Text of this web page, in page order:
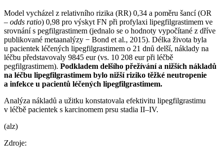
Model vycházel z relativního rizika (RR) 0,34 a poměru šancí (OR
–⁠ odds ratio) 0,98 pro výskyt FN při profylaxi lipegfilgrastimem ve
srovnání s pegfilgrastimem (jednalo se o hodnoty vypočítané z dříve
publikované metaanalýzy −⁠ Bond et al., 2015). Délka života byla
u pacientek léčených lipegfilgrastimem o 21 dnů delší, náklady na
léčbu představovaly 9845 eur (vs. 10 208 eur při léčbě
pegfilgrastimem). Podkladem delšího přežívání a nižších nákladů
na léčbu lipegfilgrastimem bylo nižší riziko těžké neutropenie
a infekce u pacientů léčených lipegfilgrastimem.
Analýza nákladů a užitku konstatovala efektivitu lipegfilgrastimu
v léčbě pacientek s karcinomem prsu stadia II–IV.
(alz)
Zdroje: